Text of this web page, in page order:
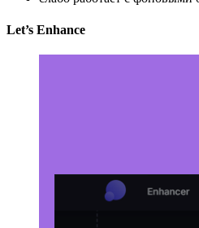
Let’s Enhance